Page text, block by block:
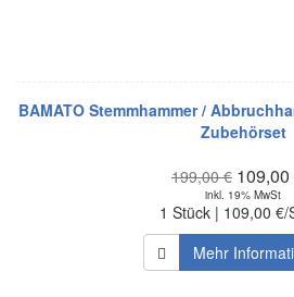
BAMATO Stemmhammer /
Zubehörset
199,00 € 109,00
inkl. 19% MwSt
1 Stück | 109,00 €/
Mehr